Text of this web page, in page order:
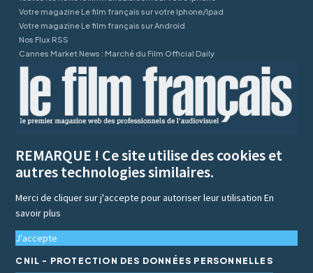
Votre magazine Le film français sur votre Iphone/Ipad
Votre magazine Le film français sur Android
Nos Flux RSS
Cannes Market News : Marché du Film Official Daily
REMARQUE ! Ce site utilise des cookies et
autres technologies similaires.
Merci de cliquer sur j'accepte pour autoriser leur utilisationEn
savoir plus
J'accepte
CNIL - PROTECTION DES DONNÉES PERSONNELLES